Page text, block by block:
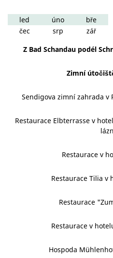
led úno bře
čec
srp zář
Z Bad Schandau podél
Zimní
Sendigova zimní zahrada v
Restaurace Elbterrasse v
Restaurace v
Restaurace Tilia v
Restaurace
Restaurace v
Hospoda